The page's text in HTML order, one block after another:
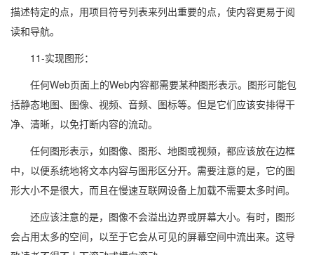
描述特定的点，用项目符号列表来列出重要的点，使内容更易于阅
读和导航。
11-实现图形：
任何Web页面上的Web内容都需要某种图形表示。图形可能包
括静态地图、图像、视频、音频、图标等。但是它们应该安排得干
净、清晰，以免打断内容的流动。
任何图形表示，如图像、图形、地图或视频，都应该放在边框
中，以便系统地将文本内容与图形区分开。需要注意的是，它的图
形大小不是很大，而且在慢速互联网设备上加载不需要太多时间。
还应该注意的是，图像不会溢出边界或屏幕大小。有时，图形
会占用太多的空间，以至于它会从可见的屏幕空间中流出来。这导